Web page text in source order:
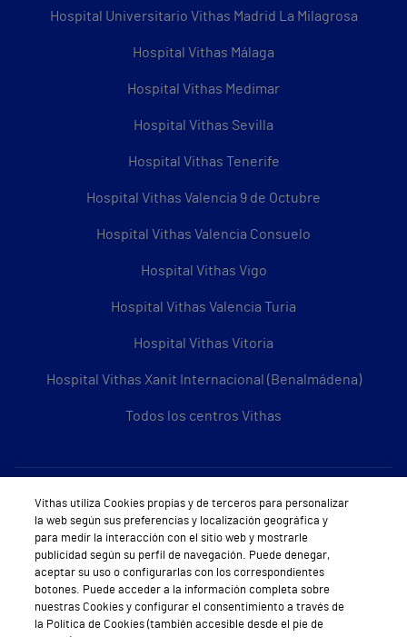
Hospital Universitario Vithas Madrid La Milagrosa
Hospital Vithas Málaga
Hospital Vithas Medimar
Hospital Vithas Sevilla
Hospital Vithas Tenerife
Hospital Vithas Valencia 9 de Octubre
Hospital Vithas Valencia Consuelo
Hospital Vithas Vigo
Hospital Vithas Valencia Turia
Hospital Vithas Vitoria
Hospital Vithas Xanit Internacional (Benalmádena)
Todos los centros Vithas
Sobre Vithas
Quiénes somos
Trabajar en Vithas
Teléfono Cita Médica
Vithas utiliza Cookies propias y de terceros para personalizar
la web según sus preferencias y localización geográfica y
para medir la interacción con el sitio web y mostrarle
publicidad según su perfil de navegación. Puede denegar,
aceptar su uso o configurarlas con los correspondientes
botones. Puede acceder a la información completa sobre
nuestras Cookies y configurar el consentimiento a través de
la Política de Cookies (también accesible desde el pie de